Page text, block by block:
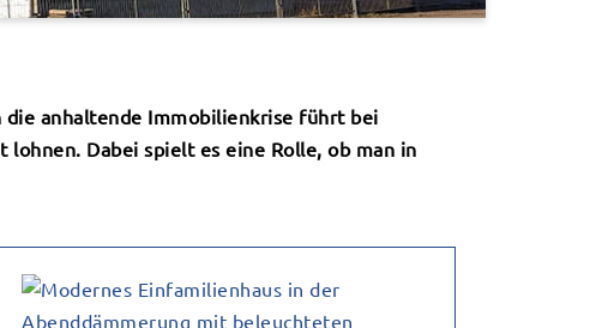
die anhaltende Immobilienkrise führt bei
Dabei spielt es eine Rolle, ob man in